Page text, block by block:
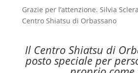
Grazie per l’attenzione. Silvia
Centro Shiatsu di Orbassano
Il Centro Shiatsu di
posto speciale per